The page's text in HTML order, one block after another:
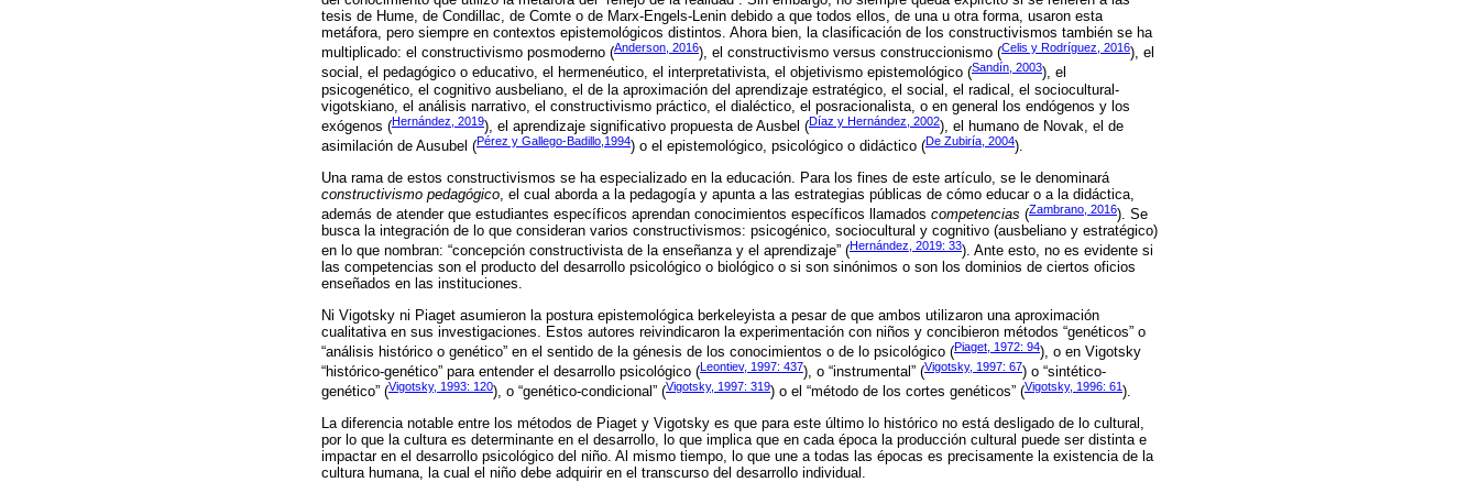
tesis de Hume, de Condillac, de Comte o de Marx-Engels-Lenin debido a que todos ellos, de una u otra forma, usaron esta
metáfora, pero siempre en contextos epistemológicos distintos. Ahora bien, la clasificación de los constructivismos también se ha
multiplicado: el constructivismo posmoderno (Anderson, 2016), el constructivismo versus construccionismo (Celis y Rodríguez, 2016), el
social, el pedagógico o educativo, el hermenéutico, el interpretativista, el objetivismo epistemológico (Sandín, 2003), el
psicogenético, el cognitivo ausbeliano, el de la aproximación del aprendizaje estratégico, el social, el radical, el sociocultural-
vigotskiano, el análisis narrativo, el constructivismo práctico, el dialéctico, el posracionalista, o en general los endógenos y los
exógenos (Hernández, 2019), el aprendizaje significativo propuesta de Ausbel (Díaz y Hernández, 2002), el humano de Novak, el de
asimilación de Ausubel (Pérez y Gallego-Badillo,1994) o el epistemológico, psicológico o didáctico (De Zubiría, 2004).
Una rama de estos constructivismos se ha especializado en la educación. Para los fines de este artículo, se le denominará
constructivismo pedagógico , el cual aborda a la pedagogía y apunta a las estrategias públicas de cómo educar o a la didáctica,
además de atender que estudiantes específicos aprendan conocimientos específicos llamados competencias (Zambrano, 2016). Se
busca la integración de lo que consideran varios constructivismos: psicogénico, sociocultural y cognitivo (ausbeliano y estratégico)
en lo que nombran: “concepción constructivista de la enseñanza y el aprendizaje” (Hernández, 2019: 33). Ante esto, no es evidente si
las competencias son el producto del desarrollo psicológico o biológico o si son sinónimos o son los dominios de ciertos oficios
enseñados en las instituciones.
Ni Vigotsky ni Piaget asumieron la postura epistemológica berkeleyista a pesar de que ambos utilizaron una aproximación
cualitativa en sus investigaciones. Estos autores reivindicaron la experimentación con niños y concibieron métodos “genéticos” o
“análisis histórico o genético” en el sentido de la génesis de los conocimientos o de lo psicológico (Piaget, 1972: 94), o en Vigotsky
“histórico-genético” para entender el desarrollo psicológico (Leontiev, 1997: 437), o “instrumental” (Vigotsky, 1997: 67) o “sintético-
genético” (Vigotsky, 1993: 120), o “genético-condicional” (Vigotsky, 1997: 319) o el “método de los cortes genéticos” (Vigotsky, 1996: 61 ).
La diferencia notable entre los métodos de Piaget y Vigotsky es que para este último lo histórico no está desligado de lo cultural,
por lo que la cultura es determinante en el desarrollo, lo que implica que en cada época la producción cultural puede ser distinta e
impactar en el desarrollo psicológico del niño. Al mismo tiempo, lo que une a todas las épocas es precisamente la existencia de la
cultura humana, la cual el niño debe adquirir en el transcurso del desarrollo individual.